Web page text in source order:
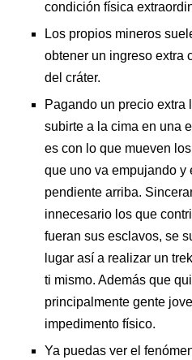
condición física
Los propios mineros
obtener un ingreso extra
del cráter.
Pagando un precio extra
subirte a la cima en una
es con lo que mueven
que uno va empujando y
pendiente arriba.
innecesario los que
fueran sus esclavos, se
lugar así a realizar un
ti mismo. Además que
principalmente gente
impedimento físico.
Ya puedas ver el